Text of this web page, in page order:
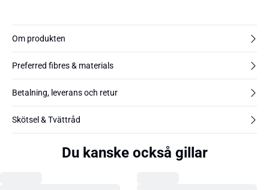
Om produkten
Preferred fibres & materials
Betalning, leverans och retur
Skötsel & Tvättråd
Du kanske också gillar